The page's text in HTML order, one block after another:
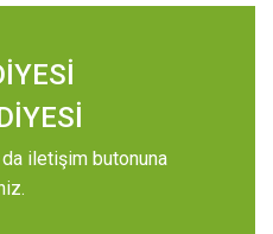
iletişim butonuna